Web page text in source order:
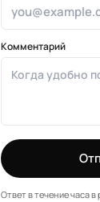
Комментарий
Ответ в течение часа